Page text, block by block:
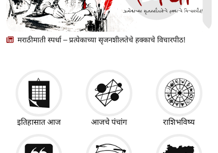
मराठीमाती स्पर्धा – प्रत्येकाच्या सृजनशीलतेचे हक्काचे विचारपीठ!
इतिहासात आज आजचे पंचांग राशिभविष्य